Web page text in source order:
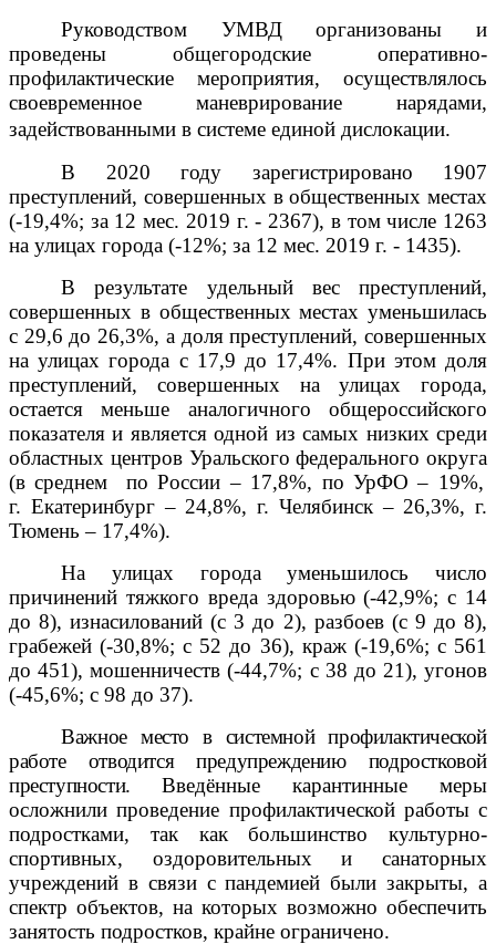
Руководством УМВД организованы и
проведены общегородские оперативно-
профилактические мероприятия, осуществлялось
своевременное маневрирование нарядами,
задействованными в системе единой дислокации.
В 2020 году зарегистрировано 1907
преступлений, совершенных в общественных местах
(-19,4%; за 12 мес. 2019 г. - 2367), в том числе 1263
на улицах города (-12%; за 12 мес. 2019 г. - 1435).
В результате удельный вес преступлений,
совершенных в общественных местах уменьшилась
с 29,6 до 26,3%, а доля преступлений, совершенных
на улицах города с 17,9 до 17,4%. При этом доля
преступлений, совершенных на улицах города,
остается меньше аналогичного общероссийского
показателя и является одной из самых низких среди
областных центров Уральского федерального округа
(в среднем
по России – 17,8%, по УрФО – 19%,
г. Екатеринбург – 24,8%, г. Челябинск – 26,3%, г.
Тюмень – 17,4%).
На улицах города уменьшилось число
причинений тяжкого вреда здоровью (-42,9%; с 14
до 8), изнасилований (с 3 до 2), разбоев (с 9 до 8),
грабежей (-30,8%; с 52 до 36), краж (-19,6%; с 561
до 451), мошенничеств (-44,7%; с 38 до 21), угонов
(-45,6%; с 98 до 37).
Важное место в системной профилактической
работе отводится предупреждению подростковой
преступности.Введённые карантинные меры
осложнили проведение профилактической работы с
подростками, так как большинство культурно-
спортивных, оздоровительных и санаторных
учреждений в связи с пандемией были закрыты, а
спектр объектов, на которых возможно обеспечить
занятость подростков, крайне ограничено.